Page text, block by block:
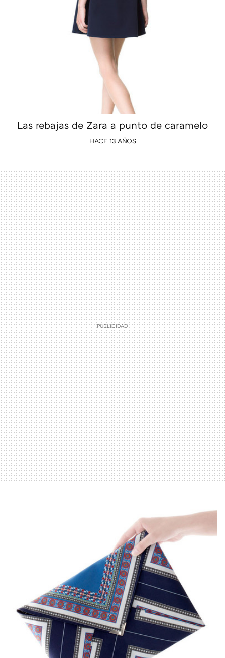
Las rebajas de Zara a punto de caramelo
HACE 13 AÑOS